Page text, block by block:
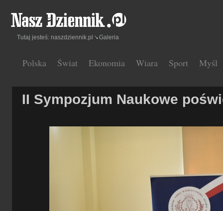
Polska Świat Ekonomia Wiara Sport Myśl
Tutaj jesteś: naszdziennik.pl Galeria
II Sympozjum Naukowe